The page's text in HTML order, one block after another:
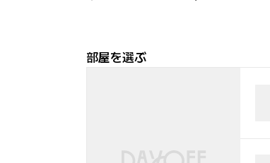
部屋を選ぶ